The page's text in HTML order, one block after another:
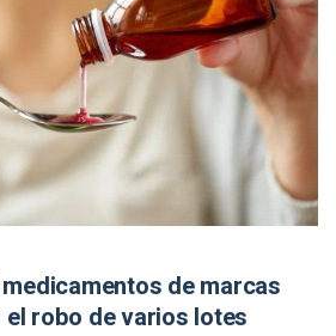
de marcas
robo de varios lotes